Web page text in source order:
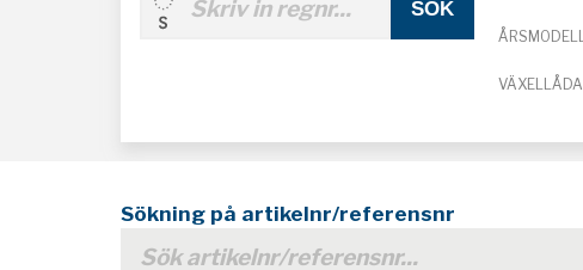
ÅRSMODELL
VÄXELLÅDA
Sökning på artikelnr/referensnr